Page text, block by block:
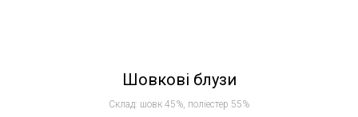
Шовкові блузи
Склад: шовк 45%, поліестер 55%